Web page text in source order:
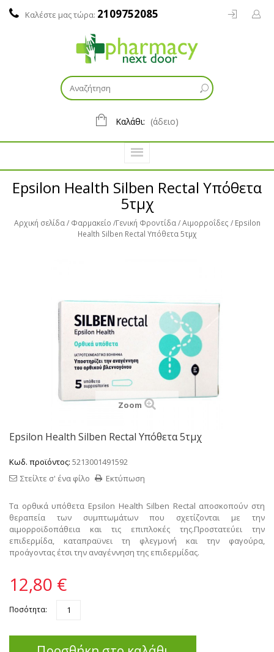
Καλέστε μας τώρα: 2109752085
Καλάθι: (άδειο)
Epsilon Health Silben Rectal Υπόθετα
5τμχ
Αρχική σελίδα Φαρμακείο Γενική Φροντίδα Αιμορροΐδες
Epsilon
Health Silben Rectal Υπόθετα 5τμχ
Zoom
Epsilon Health Silben Rectal Υπόθετα 5τμχ
Κωδ. προϊόντος: 5213001491592
Εκτύπωση
Στείλτε σ' ένα φίλο
Τα ορθικά υπόθετα Epsilon Health Silben Rectal αποσκοπούν στη
θεραπεία των συμπτωμάτων που σχετίζονται με την
αιμορροϊδοπάθεια και τις επιπλοκές της.Προστατεύει την
επιδερμίδα, καταπραϋνει τη φλεγμονή και την φαγούρα,
προάγοντας έτσι την αναγέννηση της επιδερμίδας.
12,80 €
Ποσότητα: